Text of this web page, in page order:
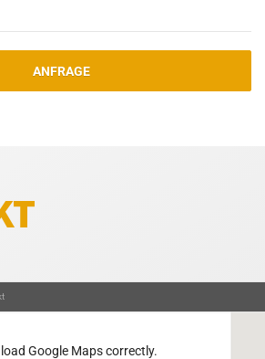
ANFRAGE
Google Maps correctly.